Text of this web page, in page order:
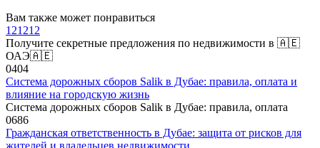
Вам также может понравиться
121212
Получите секретные предложения по недвижимости в 🇦🇪
ОАЭ🇦🇪
0404
Система дорожных сборов Salik в Дубае: правила, оплата и
влияние на городскую жизнь
Система дорожных сборов Salik в Дубае: правила, оплата
0686
Гражданская ответственность в Дубае: защита от рисков для
жителей и владельцев недвижимости